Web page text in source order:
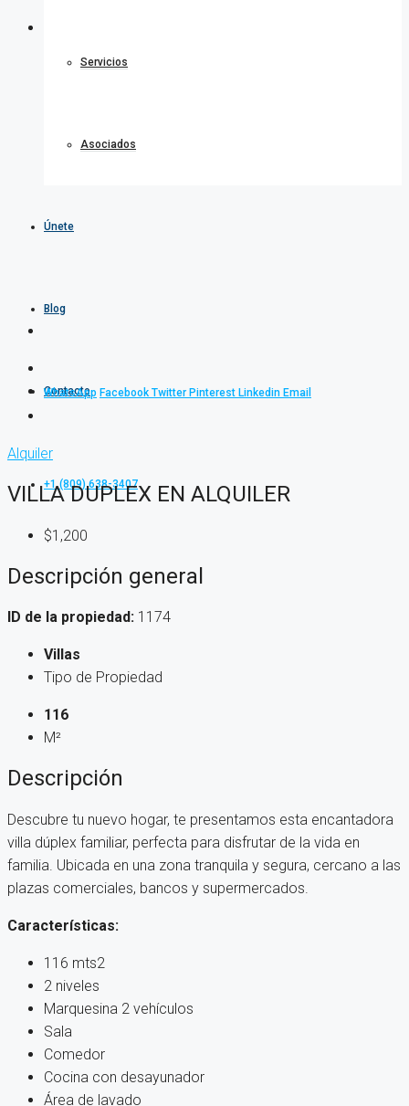
Servicios
Asociados
Únete
Blog
Contacto
+1 (809) 638-3407
WhatsApp Facebook Twitter Pinterest Linkedin Email
Alquiler
VILLA DUPLEX EN ALQUILER
$1,200
Descripción general
ID de la propiedad: 1174
Villas
Tipo de Propiedad
116
M²
Descripción
Descubre tu nuevo hogar, te presentamos esta encantadora
villa dúplex familiar, perfecta para disfrutar de la vida en
familia. Ubicada en una zona tranquila y segura, cercano a las
plazas comerciales, bancos y supermercados.
Características:
116 mts2
2 niveles
Marquesina 2 vehículos
Sala
Comedor
Cocina con desayunador
Área de lavado